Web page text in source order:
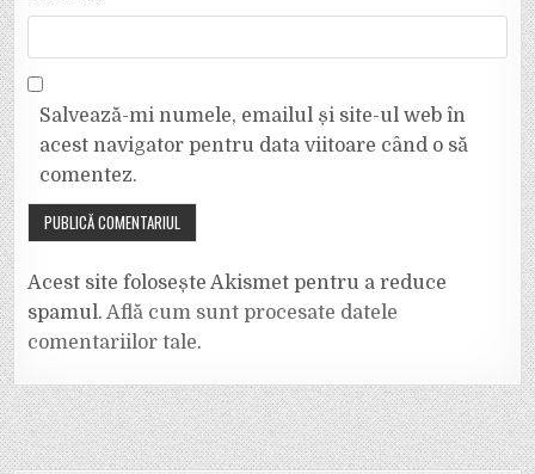
Salvează-mi numele, emailul și site-ul web în
acest navigator pentru data viitoare când o să
comentez.
Acest site folosește Akismet pentru a reduce
spamul. Află cum sunt procesate datele
comentariilor tale.